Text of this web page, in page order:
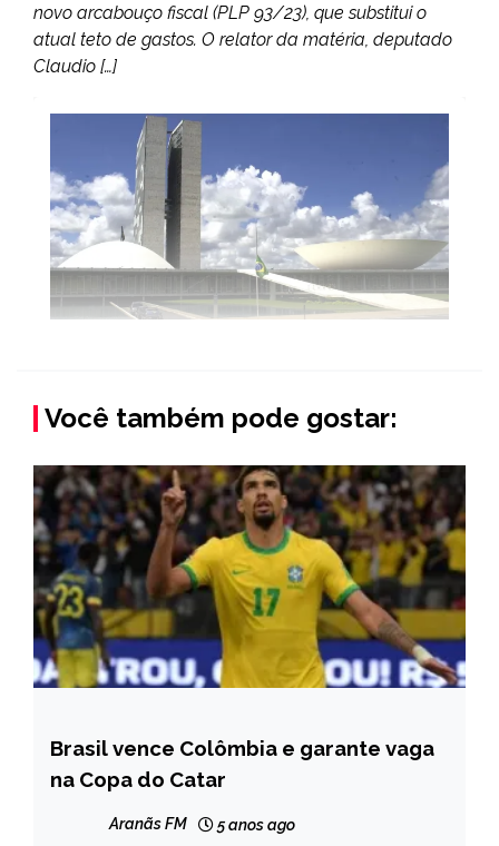
novo arcabouço fiscal (PLP 93/23), que substitui o
atual teto de gastos. O relator da matéria, deputado
Claudio […]
Você também pode gostar:
ESPORTES
Brasil vence Colômbia e garante vaga
na Copa do Catar
Aranãs FM 5 anos ago